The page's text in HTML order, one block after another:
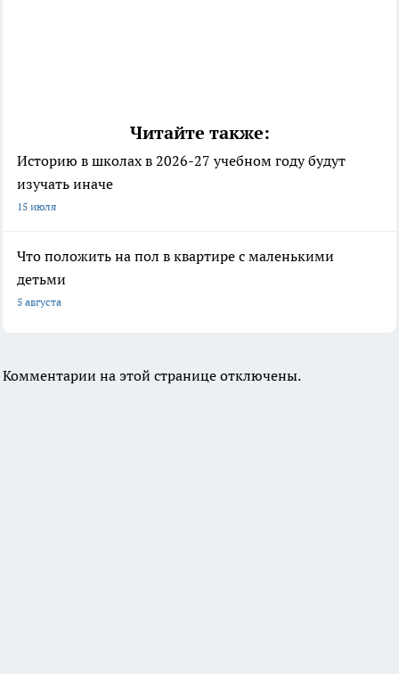
Читайте также:
Историю в школах в 2026-27 учебном году будут
изучать иначе
15 июля
Что положить на пол в квартире с маленькими
детьми
5 августа
Комментарии на этой странице отключены.